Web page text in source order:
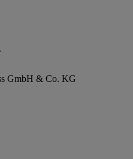
GmbH & Co. KG